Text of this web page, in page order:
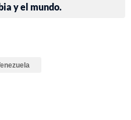
y el mundo.